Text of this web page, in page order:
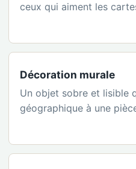
ceux qui aiment les
Décoration murale
Un objet sobre et lisible
géographique à une